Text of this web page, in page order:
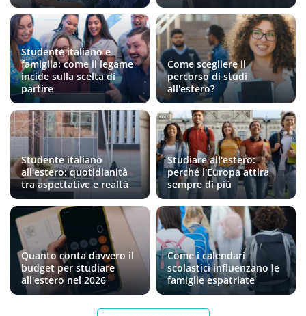
Studente italiano e
famiglia: come il legame
incide sulla scelta di
partire
Come scegliere il
percorso di studi
all'estero?
Studente italiano
all'estero: quotidianità
tra aspettative e realtà
Studiare all'estero:
perché l'Europa attira
sempre di più
Quanto conta davvero il
budget per studiare
all'estero nel 2026
Come i calendari
scolastici influenzano le
famiglie espatriate